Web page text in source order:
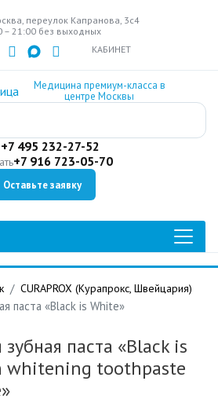
к
основному
содержанию
переулок Капранова, 3с4
– 21:00 без выходных
КАБИНЕТ
Медицина премиум-класса в
центре Москвы
+7 495 232-27-52
+7 916 723-05-70
Оставьте заявку
CURAPROX (Курапрокс, Швейцария)
паста «Black is White»
паста «Black is
whitening toothpaste